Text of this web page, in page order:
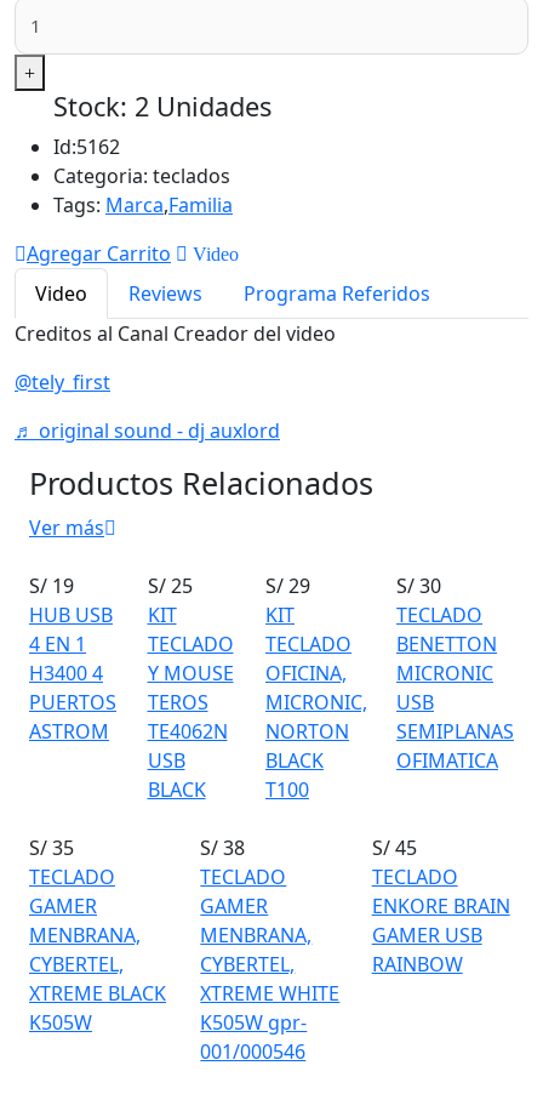
Stock: 2 Unidades
Id:5162
Categoria: teclados
Tags: Marca,Familia
Agregar Carrito
Video
Video Reviews
Programa Referidos
Creditos al Canal Creador del video
@tely_first
♬ original sound - dj auxlord
Productos Relacionados
Ver más
S/ 19
HUB USB
4 EN 1
H3400 4
PUERTOS
ASTROM
S/ 25
KIT
TECLADO
Y MOUSE
TEROS
TE4062N
USB
BLACK
S/ 29
KIT
TECLADO
OFICINA,
MICRONIC,
NORTON
BLACK
T100
S/ 30
TECLADO
BENETTON
MICRONIC
USB
SEMIPLANAS
OFIMATICA
S/ 35
TECLADO
GAMER
MENBRANA,
CYBERTEL,
XTREME BLACK
K505W
S/ 38
TECLADO
GAMER
MENBRANA,
CYBERTEL,
XTREME WHITE
K505W gpr-
001/000546
S/ 45
TECLADO
ENKORE BRAIN
GAMER USB
RAINBOW